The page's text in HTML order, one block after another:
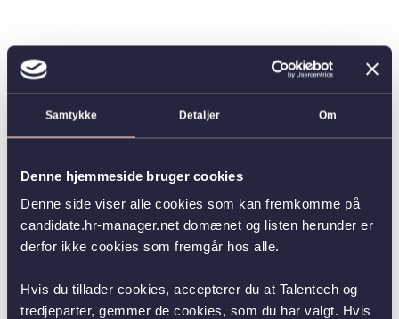
Samtykke Detaljer Om
Denne hjemmeside bruger cookies
Denne side viser alle cookies som kan fremkomme på
candidate.hr-manager.net domænet og listen herunder er
derfor ikke cookies som fremgår hos alle.
Hvis du tillader cookies, accepterer du at Talentech og
tredjeparter, gemmer de cookies, som du har valgt. Hvis